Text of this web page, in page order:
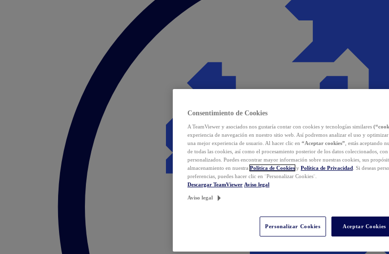
Consentimiento de Cookies
A TeamViewer y asociados nos gustaría contar con cookies y tecnologías similares
experiencia de navegación en nuestro sitio web. Así podremos analizar el uso y optimizar
una mejor experiencia de usuario. Al hacer clic en “Aceptar cookies” , estás aceptando
de todas las cookies, así como el procesamiento posterior de los datos coleccionados,
personalizados. Puedes encontrar mayor información sobre nuestras cookies, sus
almacenamiento en nuestra Política de Cookies y Política de Privacidad . Si deseas
preferencias, puedes hacer clic en ¨Personalizar Cookies¨.
Descargar TeamViewer Aviso legal
Aviso legal
Personalizar Cookies Aceptar Cookies